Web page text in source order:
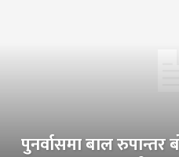
पुनर्वासमा बाल रुपान्तर